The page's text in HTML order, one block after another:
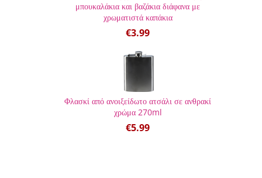
μπουκαλάκια και βαζάκια διάφανα με
χρωματιστά καπάκια
€3.99
Φλασκί από ανοιξείδωτο ατσάλι σε ανθρακί
χρώμα 270ml
€5.99